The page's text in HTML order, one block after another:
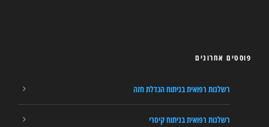
פוסטים אחרונים
רשלנות רפואית בניתוח הגדלת חזה
רשלנות רפואית בניתוח קיסרי